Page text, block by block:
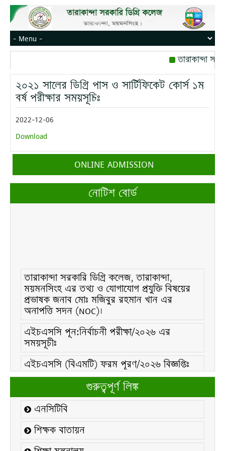
তারাকান্দা
রোজ বৃহস্পতিবার।
মোবাইল নম্বর:
২০২১ সালের ডিগ্রি পাস ও সার্টিফিকেট কোর্স ১ম
বর্ষ পরীক্ষার সময়সূচিঃ
2022-12-06
Download
ONLINE ADMISSION
নোটিশ বোর্ড
তারাকান্দা সরকারি ডিগ্রি কলেজ, তারাকান্দা,
ময়মনসিংহ এর তথ্য ও যোগাযোগ প্রযুক্তি বিষয়ের
প্রভাষক জনাব মোঃ মজিবুর রহমান খান এর
অনাপত্তি সদন (NOC)।
এইচএসসি পূন:নির্বাচনী পরীক্ষা/২০২৬ এর
সময়সূচীঃ
এইচএসসি (বিএমটি) ফরম পূরণ/২০২৬ বিজ্ঞপ্তিঃ
এইচএসসি ফরম/২০২৬ পূরণ বিজ্ঞপ্তিঃ
২১ ফেব্রুয়ারি/২০২৬ ইং তারিখে “শহিদ দিবস ও
আন্তর্জাতিক মাতৃভাষা দিবস-২০২৬ উদযাপন
উপলক্ষ্যে নোটিশঃ
কলেজ বন্ধ সংক্রান্ত নোটিশঃ
গুরুত্বপূর্ণ লিঙ্ক
এনসিটিবি
শিক্ষক বাতায়ন